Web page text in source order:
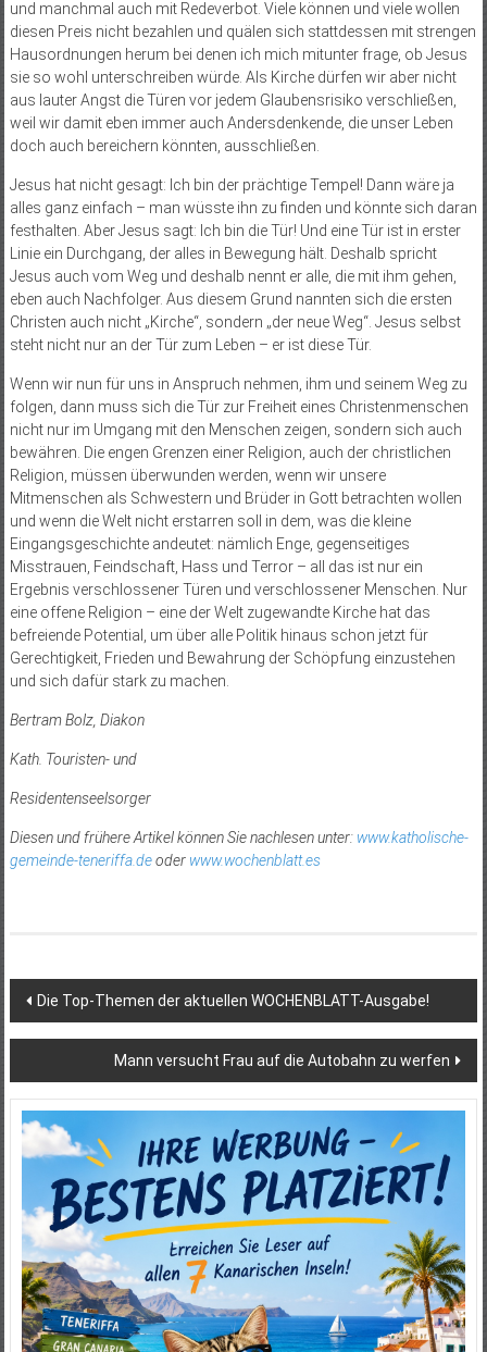
und manchmal auch mit Redeverbot. Viele können und viele wollen
diesen Preis nicht bezahlen und quälen sich stattdessen mit strengen
Hausordnungen herum bei denen ich mich mitunter frage, ob Jesus
sie so wohl unterschreiben würde. Als Kirche dürfen wir aber nicht
aus lauter Angst die Türen vor jedem Glaubensrisiko verschließen,
weil wir damit eben immer auch Andersdenkende, die unser Leben
doch auch bereichern könnten, ausschließen.
Jesus hat nicht gesagt: Ich bin der prächtige Tempel! Dann wäre ja
alles ganz einfach – man wüsste ihn zu finden und könnte sich daran
festhalten. Aber Jesus sagt: Ich bin die Tür! Und eine Tür ist in erster
Linie ein Durchgang, der alles in Bewegung hält. Deshalb spricht
Jesus auch vom Weg und deshalb nennt er alle, die mit ihm gehen,
eben auch Nachfolger. Aus diesem Grund nannten sich die ersten
Christen auch nicht „Kirche“, sondern „der neue Weg“. Jesus selbst
steht nicht nur an der Tür zum Leben – er ist diese Tür.
Wenn wir nun für uns in Anspruch nehmen, ihm und seinem Weg zu
folgen, dann muss sich die Tür zur Freiheit eines Christenmenschen
nicht nur im Umgang mit den Menschen zeigen, sondern sich auch
bewähren. Die engen Grenzen einer Religion, auch der christlichen
Religion, müssen überwunden werden, wenn wir unsere
Mitmenschen als Schwestern und Brüder in Gott betrachten wollen
und wenn die Welt nicht erstarren soll in dem, was die kleine
Eingangsgeschichte andeutet: nämlich Enge, gegenseitiges
Misstrauen, Feindschaft, Hass und Terror – all das ist nur ein
Ergebnis verschlossener Türen und verschlossener Menschen. Nur
eine offene Religion – eine der Welt zugewandte Kirche hat das
befreiende Potential, um über alle Politik hinaus schon jetzt für
Gerechtigkeit, Frieden und Bewahrung der Schöpfung einzustehen
und sich dafür stark zu machen.
Bertram Bolz, Diakon
Kath. Touristen- und
Residentenseelsorger
Diesen und frühere Artikel können Sie nachlesen unter: www.katholische-
gemeinde-teneriffa.deoder www.wochenblatt.es
Beitragsnavigation
Die Top-Themen der aktuellen WOCHENBLATT-Ausgabe!
Mann versucht Frau auf die Autobahn zu werfen